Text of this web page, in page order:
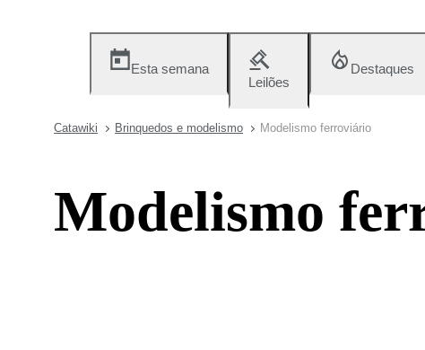
Esta semana
Leilões
Destaques
Catawiki Brinquedos e modelismo Modelismo ferroviário
Modelismo